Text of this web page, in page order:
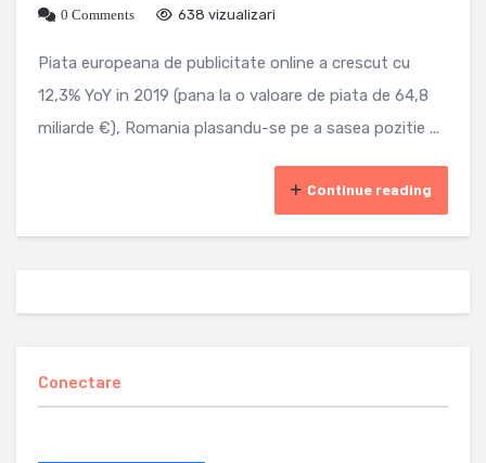
0 Comments
638 vizualizari
Piata europeana de publicitate online a crescut cu
12,3% YoY in 2019 (pana la o valoare de piata de 64,8
miliarde €), Romania plasandu-se pe a sasea pozitie ...
Continue reading
Conectare